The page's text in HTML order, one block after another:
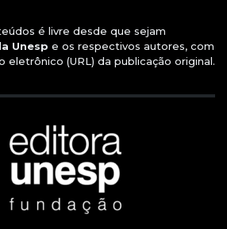
é livre desde que sejam
Unesp e os respectivos autores, com
eletrônico (URL) da publicação original.